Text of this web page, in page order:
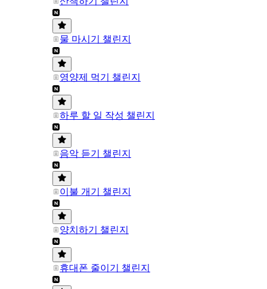
물 마시기 챌린지
영양제 먹기 챌린지
하루 할 일 작성 챌린지
음악 듣기 챌린지
이불 개기 챌린지
양치하기 챌린지
휴대폰 줄이기 챌린지